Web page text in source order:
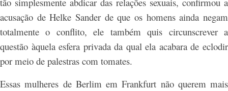
acusação de Helke Sander de que os homens ainda negam
totalmente o conflito, ele também quis circunscrever a
questão àquela esfera privada da qual ela acabara de eclodir
por meio de palestras com tomates.
Essas mulheres de Berlim em Frankfurt não querem mais